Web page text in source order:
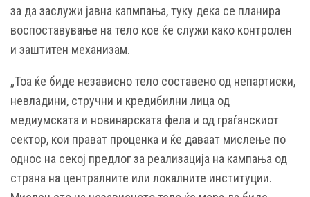
за да заслужи јавна капмпања, туку дека се планира
воспоставување на тело кое ќе служи како контролен
и заштитен механизам.
„Тоа ќе биде независно тело составено од непартиски,
невладини, стручни и кредибилни лица од
медиумската и новинарската фела и од граѓанскиот
сектор, кои прават проценка и ќе даваат мислење по
однос на секој предлог за реализација на кампања од
страна на централните или локалните институции.